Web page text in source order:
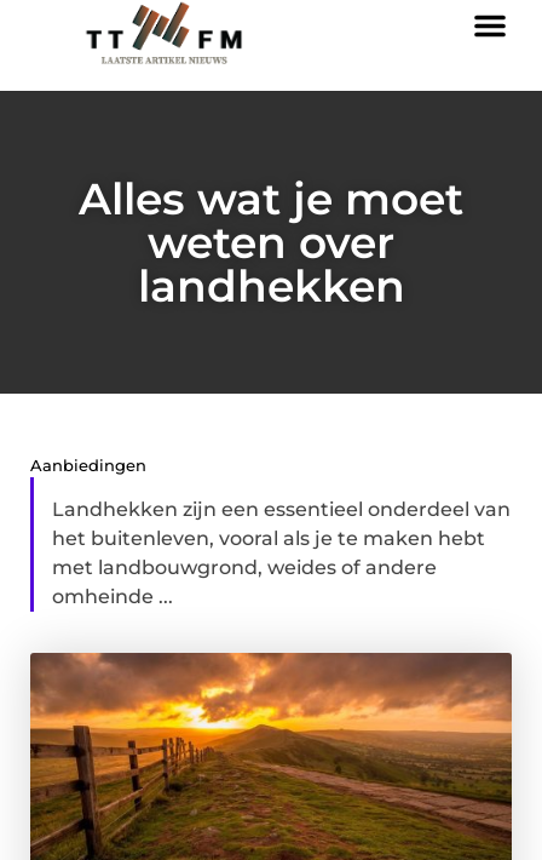
Alles wat je moet
weten over
landhekken
Aanbiedingen
Landhekken zijn een essentieel onderdeel van
het buitenleven, vooral als je te maken hebt
met landbouwgrond, weides of andere
omheinde ...